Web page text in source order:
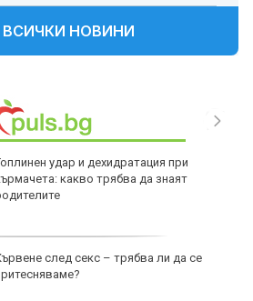
НОВИНИ
удар и дехидратация при
какво трябва да знаят
след секс – трябва ли да се